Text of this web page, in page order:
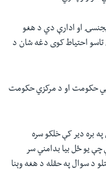
او ادارې دي د هغو
احتياط کوی دغه شان د
حکومت او د مرکزي حکومت
بره دير کې خلکو سره
يو ځل بيا بدامني سر
د سوال په حقله د هغه وېنا